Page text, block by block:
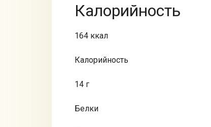
Калорийность
164 ккал
Калорийность
14 г
Белки